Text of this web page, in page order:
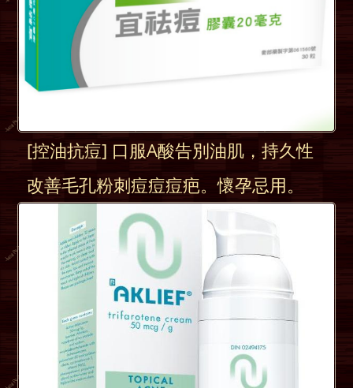
[控油抗痘] 口服A酸告別油肌，持久性
改善毛孔粉刺痘痘痘疤。懷孕忌用。